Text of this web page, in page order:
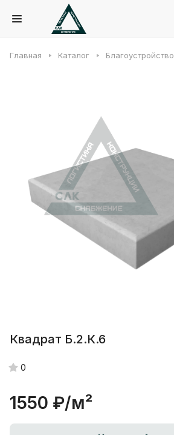
Главная Каталог Благоустройство
Квадрат Б.2.К.6
0
1550 ₽/м²